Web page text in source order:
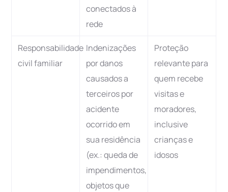
conectados à
rede
Responsabilidade
civil familiar
Indenizações
por danos
causados a
terceiros por
acidente
ocorrido em
sua residência
(ex.: queda de
impendimentos,
objetos que
Proteção
relevante para
quem recebe
visitas e
moradores,
inclusive
crianças e
idosos